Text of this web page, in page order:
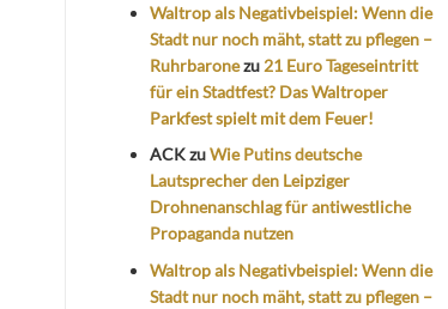
Waltrop als Negativbeispiel: Wenn die
Stadt nur noch mäht, statt zu pflegen –
Ruhrbaronezu 21 Euro Tageseintritt
für ein Stadtfest? Das Waltroper
Parkfest spielt mit dem Feuer!
ACKzuWie Putins deutsche
Lautsprecher den Leipziger
Drohnenanschlag für antiwestliche
Propaganda nutzen
Waltrop als Negativbeispiel: Wenn die
Stadt nur noch mäht, statt zu pflegen –